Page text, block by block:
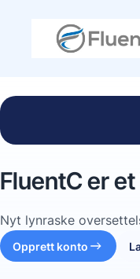
FluentC er
Nyt lynraske
Opprett konto